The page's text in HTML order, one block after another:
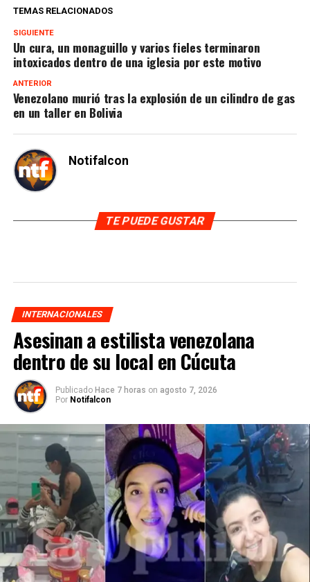
TEMAS RELACIONADOS
SIGUIENTE
Un cura, un monaguillo y varios fieles terminaron
intoxicados dentro de una iglesia por este motivo
ANTERIOR
Venezolano murió tras la explosión de un cilindro de gas
en un taller en Bolivia
Notifalcon
TE PUEDE GUSTAR
INTERNACIONALES
Asesinan a estilista venezolana
dentro de su local en Cúcuta
Publicado Hace 7 horas on agosto 7, 2026
Por Notifalcon